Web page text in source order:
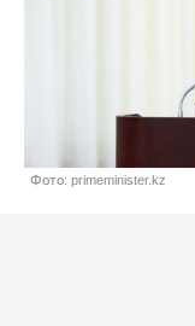
Фото: primeminister.kz